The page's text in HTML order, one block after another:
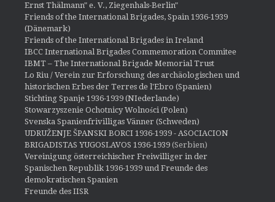
Ernst Thälmann" e. V., Ziegenhals-Berlin"
Friends of the International Brigades, Spain 1936-1939
(Dänemark)
Friends of the International Brigades in Ireland
IBCC International Brigades Commemoration Commitee
IBMT – The International Brigade Memorial Trust
Lo Riu / Verein zur Erforschung des archäologischen und
historischen Erbes der Terres de l'Ebro (Spanien)
Stichting Spanje 1936-1939 (NIederlande)
Stowarzyszenie Ochotnicy Wolności (Polen)
Svenska Spanienfrivilligas Vänner (Schweden)
UDRUŽENJE ŠPANSKI BORCI 1936-1939 - ASOCIACION
BRIGADISTAS YUGOSLAVOS 1936-1939 (Serbien)
Vereinigung österreichischer Freiwilliger in der
Spanischen Republik 1936-1939 und Freunde des
demokratischen Spanien
Freunde des IISR